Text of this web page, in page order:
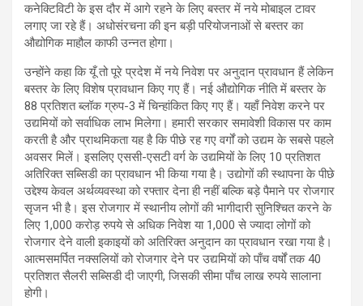
कनेक्टिविटी के इस दौर में आगे रहने के लिए बस्तर में नये मोबाइल टावर
लगाए जा रहे हैं। अधोसंरचना की इन बड़ी परियोजनाओं से बस्तर का
औद्योगिक माहौल काफी उन्नत होगा।
उन्होंने कहा कि यूँ तो पूरे प्रदेश में नये निवेश पर अनुदान प्रावधान हैं लेकिन
बस्तर के लिए विशेष प्रावधान किए गए हैं। नई औद्योगिक नीति में बस्तर के
88 प्रतिशत ब्लॉक ग्रुप-3 में चिन्हांकित किए गए हैं। यहाँ निवेश करने पर
उद्यमियों को सर्वाधिक लाभ मिलेगा। हमारी सरकार समावेशी विकास पर काम
करती है और प्राथमिकता यह है कि पीछे रह गए वर्गों को उद्यम के सबसे पहले
अवसर मिलें। इसलिए एससी-एसटी वर्ग के उद्यमियों के लिए 10 प्रतिशत
अतिरिक्त सब्सिडी का प्रावधान भी किया गया है। उद्योगों की स्थापना के पीछे
उद्देश्य केवल अर्थव्यवस्था को रफ्तार देना ही नहीं बल्कि बड़े पैमाने पर रोजगार
सृजन भी है। इस रोजगार में स्थानीय लोगों की भागीदारी सुनिश्चित करने के
लिए 1,000 करोड़ रुपये से अधिक निवेश या 1,000 से ज्यादा लोगों को
रोजगार देने वाली इकाइयों को अतिरिक्त अनुदान का प्रावधान रखा गया है।
आत्मसमर्पित नक्सलियों को रोजगार देने पर उद्यमियों को पाँच वर्षों तक 40
प्रतिशत सैलरी सब्सिडी दी जाएगी, जिसकी सीमा पाँच लाख रुपये सालाना
होगी।